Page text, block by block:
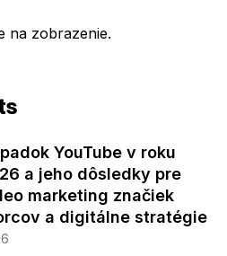
na zobrazenie.
YouTube v roku
a jeho dôsledky pre
marketing značiek
a digitálne stratégie